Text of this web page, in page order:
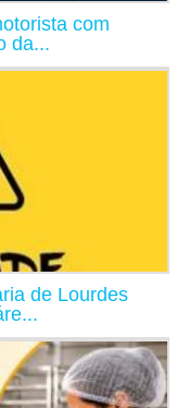
com
da...
de Lourdes